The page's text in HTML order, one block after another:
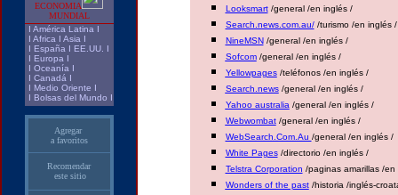
ECONOMIA
MUNDIAL
I América Latina I
I Africa I Asia I
I España I EE.UU.
I
I Europa I
I Oceanía I
I Canadá I
I Medio Oriente I
I Bolsas del Mundo I
Agregar
a favoritos
Recomendar
este sitio
Looksmart/general /en inglés /
Search.news.com.au//turismo /en inglés /
NineMSN/general /en inglés /
Sofcom/general /en inglés /
Yellowpages/teléfonos /en inglés /
Search.news/general /en inglés /
Yahoo australia /general /en inglés /
Webwombat/general /en inglés /
WebSearch.Com.Au /general /en inglés /
White Pages/directorio /en inglés /
Telstra Corporation /paginas amarillas /en
Wonders of the past/historia /inglés-